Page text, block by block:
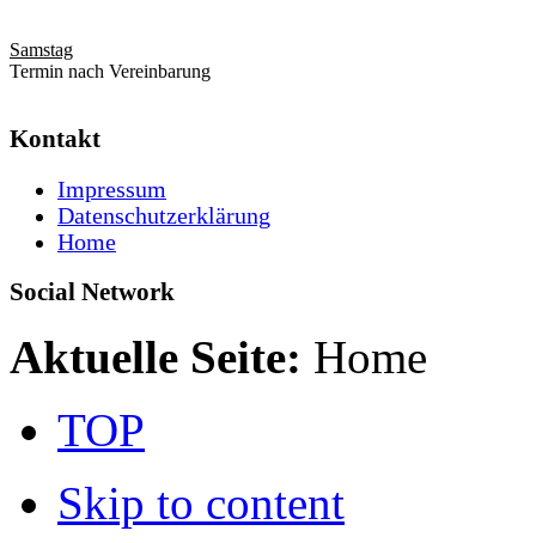
Samstag
Termin nach Vereinbarung
Kontakt
Impressum
Datenschutzerklärung
Home
Social Network
Aktuelle Seite: Home
TOP
Skip to content